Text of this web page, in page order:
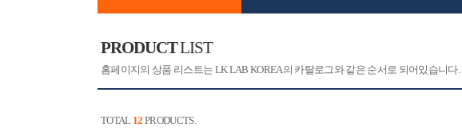
PRODUCTLIST
홈페이지의 상품 리스트는 LK LAB KOREA의 카탈로그와 같은 순서로 되어있습니다.
TOTAL 12 PRODUCTS.